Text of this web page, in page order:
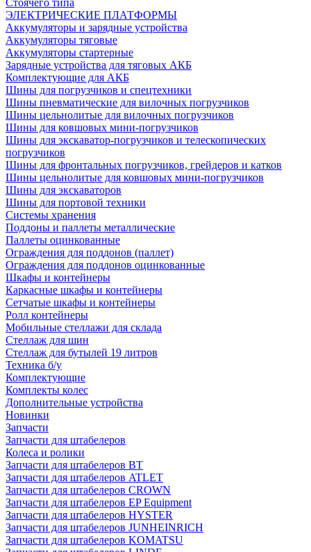
Стоячего типа
ЭЛЕКТРИЧЕСКИЕ ПЛАТФОРМЫ
Аккумуляторы и зарядные устройства
Аккумуляторы тяговые
Аккумуляторы стартерные
Зарядные устройства для тяговых АКБ
Комплектующие для АКБ
Шины для погрузчиков и спецтехники
Шины пневматические для вилочных погрузчиков
Шины цельнолитые для вилочных погрузчиков
Шины для ковшовых мини-погрузчиков
Шины для экскаватор-погрузчиков и телескопических
погрузчиков
Шины для фронтальных погрузчиков, грейдеров и катков
Шины цельнолитые для ковшовых мини-погрузчиков
Шины для экскаваторов
Шины для портовой техники
Системы хранения
Поддоны и паллеты металлические
Паллеты оцинкованные
Ограждения для поддонов (паллет)
Ограждения для поддонов оцинкованные
Шкафы и контейнеры
Каркасные шкафы и контейнеры
Сетчатые шкафы и контейнеры
Ролл контейнеры
Мобильные стеллажи для склада
Стеллаж для шин
Стеллаж для бутылей 19 литров
Техника б/у
Комплектующие
Комплекты колес
Дополнительные устройства
Новинки
Запчасти
Запчасти для штабелеров
Колеса и ролики
Запчасти для штабелеров BT
Запчасти для штабелеров ATLET
Запчасти для штабелеров CROWN
Запчасти для штабелеров EP Equipment
Запчасти для штабелеров HYSTER
Запчасти для штабелеров JUNHEINRICH
Запчасти для штабелеров KOMATSU